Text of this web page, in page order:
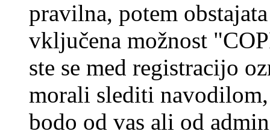
pravilna, potem
vključena možnost
ste se med registracijo
morali slediti
bodo od vas ali od